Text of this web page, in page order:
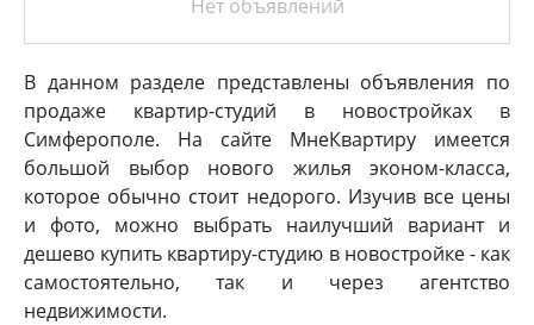
Нет объявлений
В данном разделе представлены объявления по
продаже квартир-студий в новостройках в
Симферополе. На сайте МнеКвартиру имеется
большой выбор нового жилья эконом-класса,
которое обычно стоит недорого. Изучив все цены
и фото, можно выбрать наилучший вариант и
дешево купить квартиру-студию в новостройке - как
самостоятельно, так и через агентство
недвижимости.